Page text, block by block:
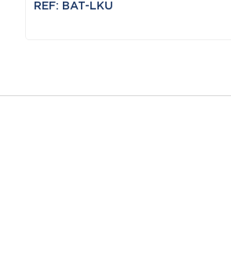
REF: BAT-LKU